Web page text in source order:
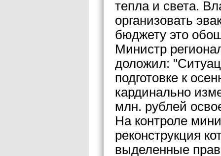
тепла и света.
организовать
бюджету это
Министр
доложил:
подготовке к
кардинально
млн. рублей
На контроле
реконструкция
выделенные